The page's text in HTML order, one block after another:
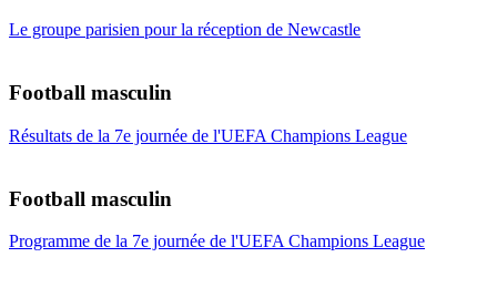
Le groupe parisien pour la réception de Newcastle
Football masculin
Résultats de la 7e journée de l'UEFA Champions League
Football masculin
Programme de la 7e journée de l'UEFA Champions League